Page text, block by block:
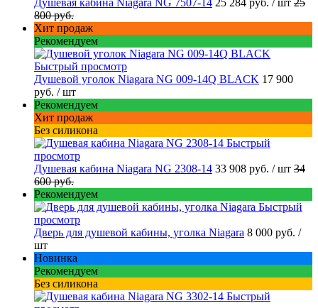
Душевая кабина Niagara NG 7507-14 25 284 руб. / шт 25
800 руб.
Хит продаж
Рекомендуем
Быстрый просмотр
Душевой уголок Niagara NG 009-14Q BLACK 17 900
руб. / шт
Рекомендуем
Хит продаж
Без силикона
Быстрый
просмотр
Душевая кабина Niagara NG 2308-14 33 908 руб. / шт 34
600 руб.
Рекомендуем
Быстрый
просмотр
Дверь для душевой кабины, уголка Niagara 8 000 руб. /
шт
Новинка
Рекомендуем
Без силикона
Быстрый